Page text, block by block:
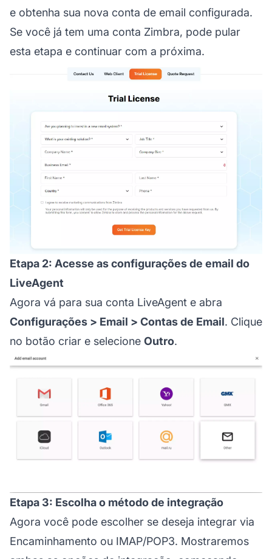
e obtenha sua nova conta de email configurada.
Se você já tem uma conta Zimbra, pode pular
esta etapa e continuar com a próxima.
Etapa 2: Acesse as configurações de email do
LiveAgent
Agora vá para sua conta LiveAgent e abra
Configurações > Email > Contas de Email. Clique
no botão criar e selecione Outro.
Etapa 3: Escolha o método de integração
Agora você pode escolher se deseja integrar via
Encaminhamento ou IMAP/POP3. Mostraremos